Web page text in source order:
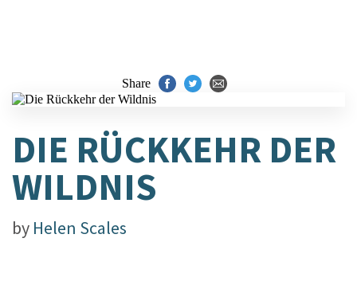
Share
DIE RÜCKKEHR DER
WILDNIS
by Helen Scales